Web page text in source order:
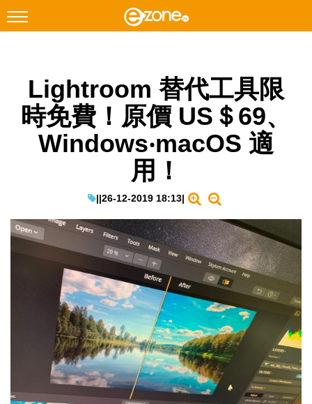
Facebook Instagram
科技焦點
網絡生活
EduTech
IT Times
生成式AI與雲端應用
Enterprise Digital Transformation
Lightroom 替代工具限
時免費！原價 US＄69、
Windows‧macOS 適
用！
||26-12-2019 18:13|